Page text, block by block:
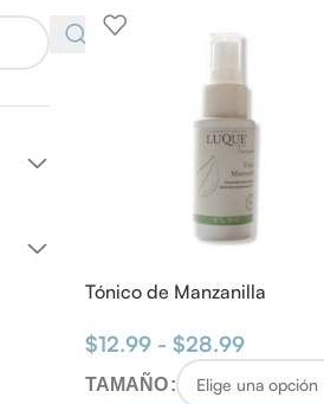
Tónico de Manzanilla
$12.99 - $28.99
TAMAÑO